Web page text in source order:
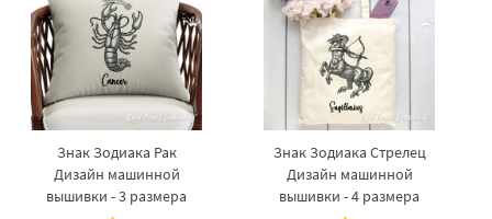
Знак Зодиака Рак
Дизайн машинной
вышивки - 3 размера
Знак Зодиака Стрелец
Дизайн машинной
вышивки - 4 размера